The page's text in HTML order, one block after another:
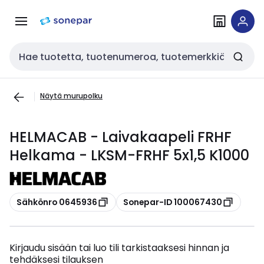
navigointiinsisältöön
Haku
Näytä murupolku
HELMACAB - Laivakaapeli FRHF
Helkama - LKSM-FRHF 5x1,5 K1000
Kopioi
Sähkönro 0645936 Kopioi
Sonepar-ID 100067430
Kirjaudu sisään tai luo tili tarkistaaksesi hinnan ja
tehdäksesi tilauksen